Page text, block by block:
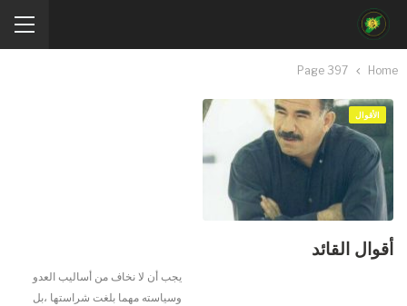
Home
Page 397
الأقوال
أقوال القائد
يجب أن لا نخاف من أساليب العدو
وسياسته مهما بلغت شراستها ،بل